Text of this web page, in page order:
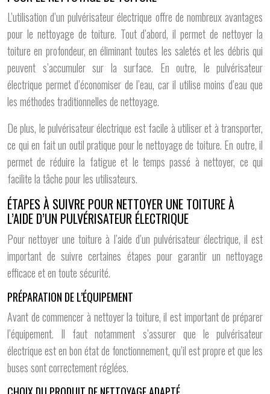
L’utilisation d’un pulvérisateur électrique offre de nombreux avantages
pour le nettoyage de toiture. Tout d’abord, il permet de nettoyer la
toiture en profondeur, en éliminant toutes les saletés et les débris qui
peuvent s’accumuler sur la surface. En outre, le pulvérisateur
électrique permet d’économiser de l’eau, car il utilise moins d’eau que
les méthodes traditionnelles de nettoyage.
De plus, le pulvérisateur électrique est facile à utiliser et à transporter,
ce qui en fait un outil pratique pour le nettoyage de toiture. En outre, il
permet de réduire la fatigue et le temps passé à nettoyer, ce qui
facilite la tâche pour les utilisateurs.
ÉTAPES À SUIVRE POUR NETTOYER UNE TOITURE À
L’AIDE D’UN PULVÉRISATEUR ÉLECTRIQUE
Pour nettoyer une toiture à l’aide d’un pulvérisateur électrique, il est
important de suivre certaines étapes pour garantir un nettoyage
efficace et en toute sécurité.
PRÉPARATION DE L’ÉQUIPEMENT
Avant de commencer à nettoyer la toiture, il est important de préparer
l’équipement. Il faut notamment s’assurer que le pulvérisateur
électrique est en bon état de fonctionnement, qu’il est propre et que les
buses sont correctement réglées.